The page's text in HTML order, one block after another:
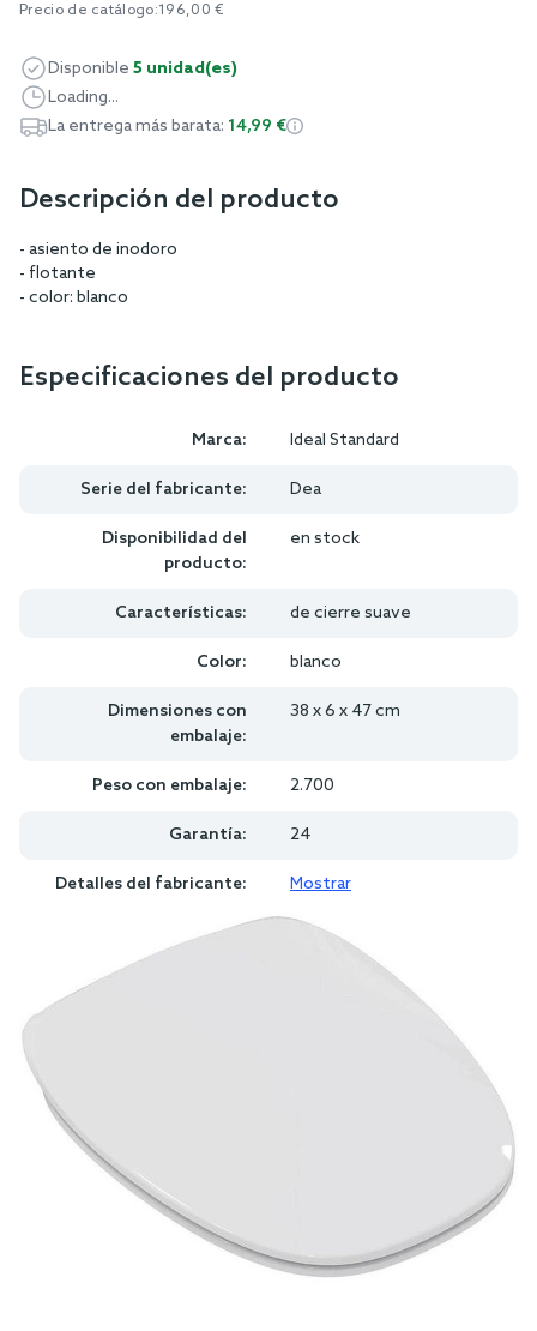
images
Precio de catálogo:196,00 €
Disponible 5 unidad(es)
Loading...
La entrega más barata: 14,99 €
Descripción del producto
- asiento de inodoro
- flotante
- color: blanco
Especificaciones del producto
Marca: Ideal Standard
Serie del fabricante: Dea
Disponibilidad del
producto:
en stock
Características: de cierre suave
Color: blanco
Dimensiones con
embalaje:
38 x 6 x 47 cm
Peso con embalaje: 2.700
Garantía: 24
Detalles del fabricante: Mostrar